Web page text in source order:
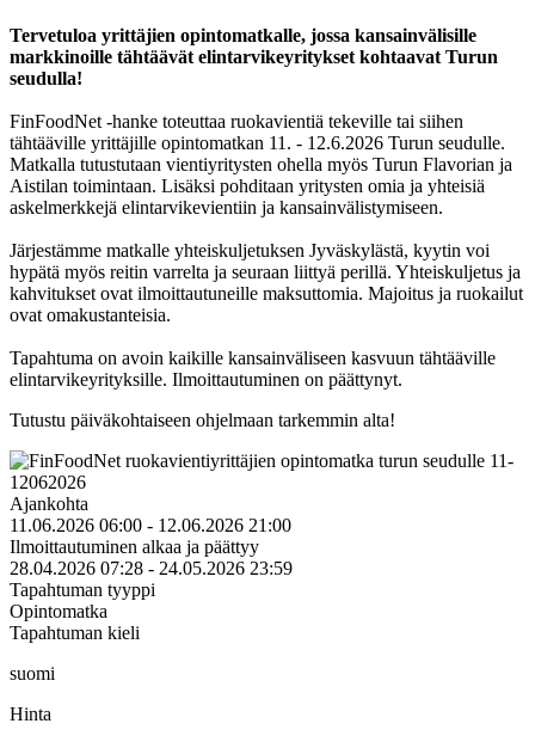
Tervetuloa yrittäjien opintomatkalle, jossa kansainvälisille
markkinoille tähtäävät elintarvikeyritykset kohtaavat Turun
seudulla!
FinFoodNet -hanke toteuttaa ruokavientiä tekeville tai siihen
tähtääville yrittäjille opintomatkan 11. - 12.6.2026 Turun seudulle.
Matkalla tutustutaan vientiyritysten ohella myös Turun Flavorian ja
Aistilan toimintaan. Lisäksi pohditaan yritysten omia ja yhteisiä
askelmerkkejä elintarvikevientiin ja kansainvälistymiseen.
Järjestämme matkalle yhteiskuljetuksen Jyväskylästä, kyytin voi
hypätä myös reitin varrelta ja seuraan liittyä perillä. Yhteiskuljetus ja
kahvitukset ovat ilmoittautuneille maksuttomia. Majoitus ja ruokailut
ovat omakustanteisia.
Tapahtuma on avoin kaikille kansainväliseen kasvuun tähtääville
elintarvikeyrityksille. Ilmoittautuminen on päättynyt.
Tutustu päiväkohtaiseen ohjelmaan tarkemmin alta!
Ajankohta
11.06.2026 06:00 - 12.06.2026 21:00
Ilmoittautuminen alkaa ja päättyy
28.04.2026 07:28 - 24.05.2026 23:59
Tapahtuman tyyppi
Opintomatka
Tapahtuman kieli
suomi
Hinta